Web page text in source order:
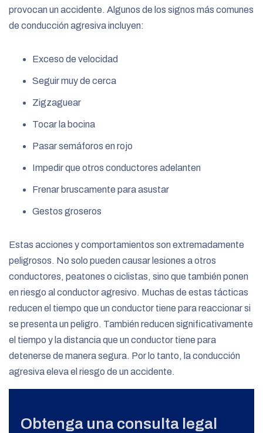
provocan un accidente. Algunos de los signos más comunes
de conducción agresiva incluyen:
Exceso de velocidad
Seguir muy de cerca
Zigzaguear
Tocar la bocina
Pasar semáforos en rojo
Impedir que otros conductores adelanten
Frenar bruscamente para asustar
Gestos groseros
Estas acciones y comportamientos son extremadamente
peligrosos. No solo pueden causar lesiones a otros
conductores, peatones o ciclistas, sino que también ponen
en riesgo al conductor agresivo. Muchas de estas tácticas
reducen el tiempo que un conductor tiene para reaccionar si
se presenta un peligro. También reducen significativamente
el tiempo y la distancia que un conductor tiene para
detenerse de manera segura. Por lo tanto, la conducción
agresiva eleva el riesgo de un accidente.
Obtenga una consulta legal